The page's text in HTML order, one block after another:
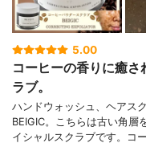
5.00
コーヒーの香りに癒
ラブ。
ハンドウォッシュ、ヘアス
BEIGIC。こちらは古い角層
イシャルスクラブです。コ